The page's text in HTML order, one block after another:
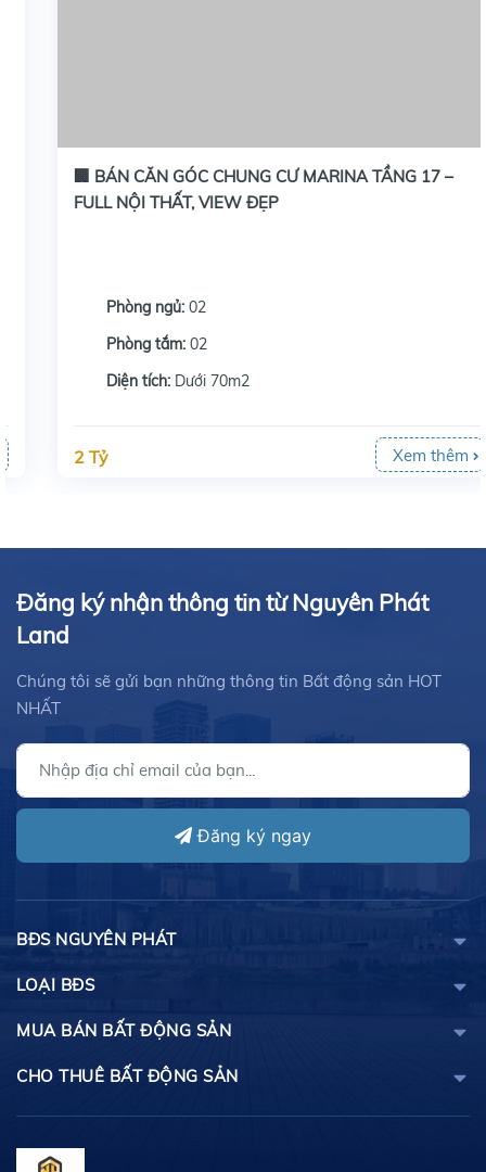
🏢 BÁN CĂN GÓC CHUNG CƯ MARINA TẦNG 17 –
FULL NỘI THẤT, VIEW ĐẸP
Phòng ngủ: 02
Phòng tắm: 02
Diện tích: Dưới 70m2
Xem thêm
Đăng ký nhận thông tin từ Nguyên Phát
Land
Chúng tôi sẽ gửi bạn những thông tin Bất động sản HOT
NHẤT
Đăng ký ngay
BĐS NGUYÊN PHÁT
LOẠI BĐS
MUA BÁN BẤT ĐỘNG SẢN
CHO THUÊ BẤT ĐỘNG SẢN